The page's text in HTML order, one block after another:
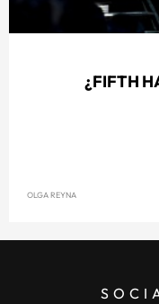
¿FIFTH
OLGA REYNA